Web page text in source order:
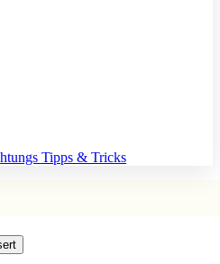
Tipps & Tricks